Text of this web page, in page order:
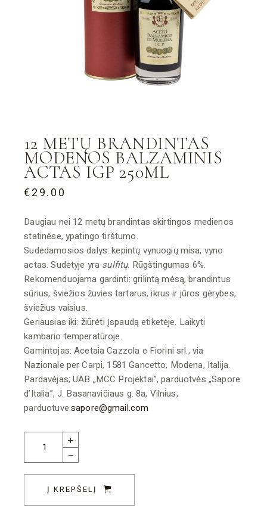
12 METŲ BRANDINTAS
MODENOS BALZAMINIS
ACTAS IGP 250ML
€29.00
Daugiau nei 12 metų brandintas skirtingos medienos
statinėse, ypatingo tirštumo.
Sudedamosios dalys: kepintų vynuogių misa, vyno
actas. Sudėtyje yra sulfitų. Rūgštingumas 6%.
Rekomenduojama gardinti: grilintą mėsą, brandintus
sūrius, šviežios žuvies tartarus, ikrus ir jūros gėrybes,
šviežius vaisius.
Geriausias iki: žiūrėti įspaudą etiketėje. Laikyti
kambario temperatūroje.
Gamintojas: Acetaia Cazzola e Fiorini srl., via
Nazionale per Carpi, 1581 Gancetto, Modena, Italija.
Pardavėjas; UAB „MCC Projektai”, parduotvės „Sapore
d’Italia”, J. Basanavičiaus g. 8a, Vilnius,
parduotuve.sapore@gmail.com
12 metų brandintas Modenos balzaminis actas IGP 250ml
Į KREPŠELĮ